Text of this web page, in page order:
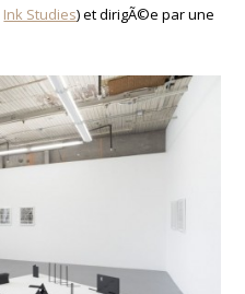
Ink Studies) et dirigÃ©e par une